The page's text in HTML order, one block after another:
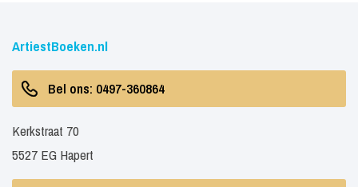
ArtiestBoeken.nl
Bel ons: 0497-360864
Kerkstraat 70
5527 EG Hapert